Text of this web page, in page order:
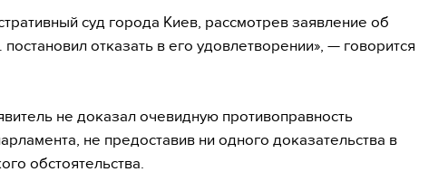
суд города Киев, рассмотрев заявление об
отказать в его удовлетворении», — говорится
не доказал очевидную противоправность
не предоставив ни одного доказательства в
обстоятельства.